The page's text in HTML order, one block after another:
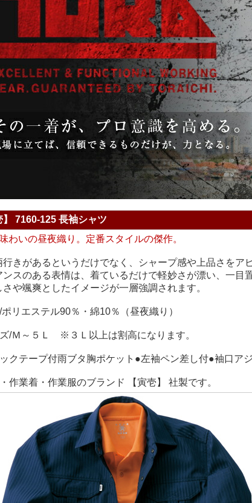
】 7160-125 長袖シャツ
わいの昼夜織り。定番スタイルの傑作。
行きがあるというだけでなく、シャープ感や上品さをア
ンスのある表情は、着ているだけで軽妙さが漂い、一目
さや颯爽としたイメージが一層強調されます。
リエステル90％・綿10％（昼夜織り）
/Ｍ～５Ｌ ※３Ｌ以上は割高になります。
クテープ付雨ブタ胸ポケット●左袖ペン差し付●袖口ア
作業着・作業服のブランド 【寅壱】 社製です。